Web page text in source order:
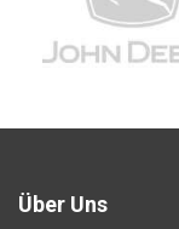
Über Uns